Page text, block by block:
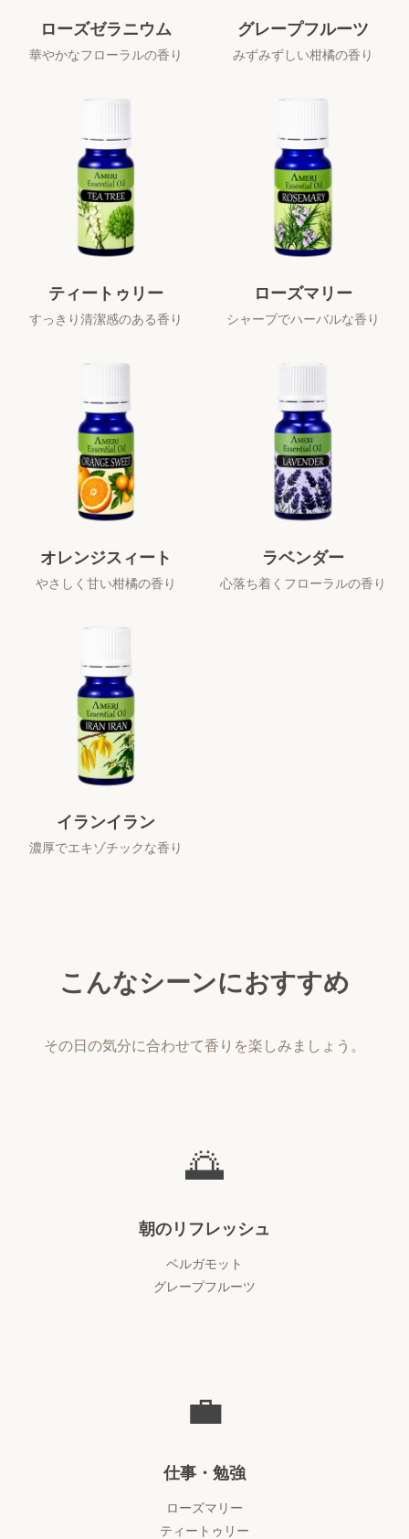
ローズゼラニウム
華やかなフローラルの香り
グレープフルーツ
みずみずしい柑橘の香り
ティートゥリー
すっきり清潔感のある香り
ローズマリー
シャープでハーバルな香り
オレンジスィート
やさしく甘い柑橘の香り
ラベンダー
心落ち着くフローラルの香り
イランイラン
濃厚でエキゾチックな香り
こんなシーンにおすすめ
その日の気分に合わせて香りを楽しみましょう。
🌅
朝のリフレッシュ
ベルガモット
グレープフルーツ
💼
仕事・勉強
ローズマリー
ティートゥリー